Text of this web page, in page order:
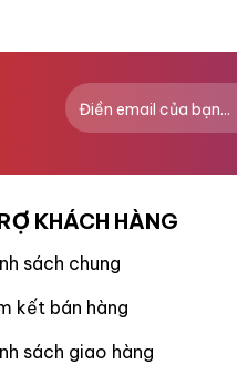
5
KHÁCH HÀNG
sách chung
kết bán hàng
sách giao hàng